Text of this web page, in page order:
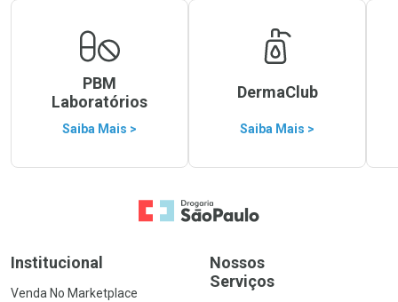
PBM
Laboratórios
Saiba Mais >
DermaClub
Saiba Mais >
Ir para a Home
Institucional
Venda No Marketplace
Nossos
Serviços